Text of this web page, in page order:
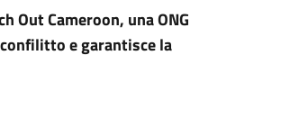
Cameroon, una ONG
e garantisce la